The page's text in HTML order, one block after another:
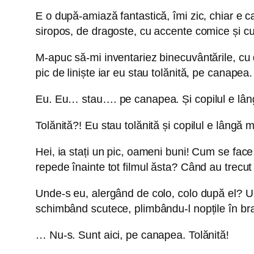
E o după-amiază fantastică, îmi zic, chiar e
siropos, de dragoste, cu accente comice și
M-apuc să-mi inventariez binecuvântările,
pic de liniște iar eu stau tolănită, pe canapea.
Eu. Eu… stau…. pe canapea. Și copilul e
Tolănită?! Eu stau tolănită și copilul e lângă
Hei, ia stați un pic, oameni buni! Cum se
repede înainte tot filmul ăsta? Când au
Unde-s eu, alergând de colo, colo după el?
schimbând scutece, plimbându-l nopțile în
… Nu-s. Sunt aici, pe canapea. Tolănită!